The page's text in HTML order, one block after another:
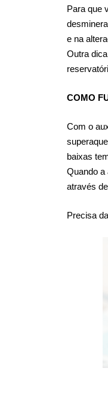
Para que
e na
Outra
COMO
Com o
baixas
Quando a
através
Precisa